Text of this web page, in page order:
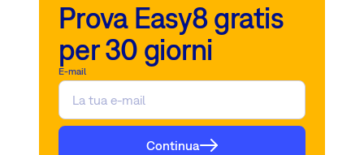
Prova Easy8 gratis
per 30 giorni
E-mail
Continua